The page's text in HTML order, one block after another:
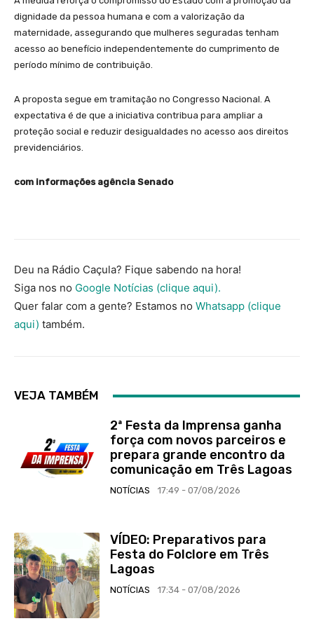
dignidade da pessoa humana e com a valorização da
maternidade, assegurando que mulheres seguradas tenham
acesso ao benefício independentemente do cumprimento de
período mínimo de contribuição.
A proposta segue em tramitação no Congresso Nacional. A
expectativa é de que a iniciativa contribua para ampliar a
proteção social e reduzir desigualdades no acesso aos direitos
previdenciários.
com informações agência Senado
Deu na Rádio Caçula? Fique sabendo na hora!
Siga nos no Google Notícias (clique aqui).
Quer falar com a gente? Estamos no Whatsapp (clique
aqui) também.
VEJA TAMBÉM
2ª Festa da Imprensa ganha
força com novos parceiros e
prepara grande encontro da
comunicação em Três Lagoas
NOTÍCIAS 17:49 - 07/08/2026
VÍDEO: Preparativos para
Festa do Folclore em Três
Lagoas
NOTÍCIAS 17:34 - 07/08/2026